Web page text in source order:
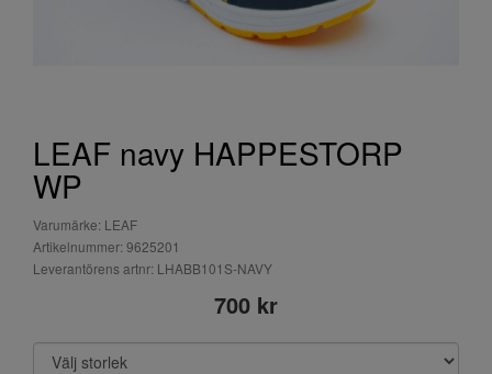
LEAF navy HAPPESTORP
WP
Varumärke: LEAF
Artikelnummer: 9625201
Leverantörens artnr: LHABB101S-NAVY
700 kr